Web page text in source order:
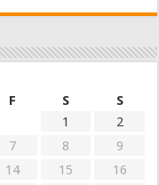
F S
S
1
2
7 8
9
14 15
16